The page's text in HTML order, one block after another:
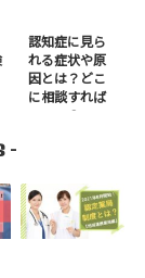
認知症に見ら
れる症状や原
因とは？どこ
に相談すれば
いいの？
-